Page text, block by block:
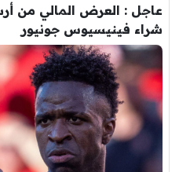
عاجل : العرض المالي من
شراء فينيسيوس جونيور